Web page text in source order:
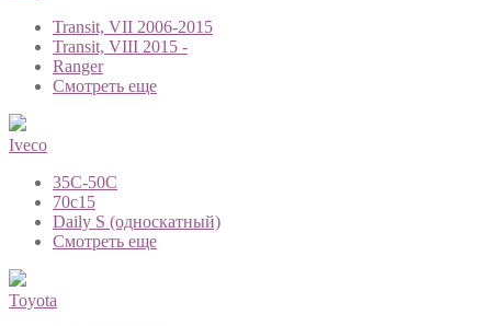
Transit, VII 2006-2015
Transit, VIII 2015 -
Ranger
Смотреть еще
Iveco
35C-50C
70с15
Daily S (односкатный)
Смотреть еще
Toyota